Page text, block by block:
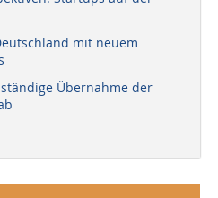
mit neuem
Übernahme der